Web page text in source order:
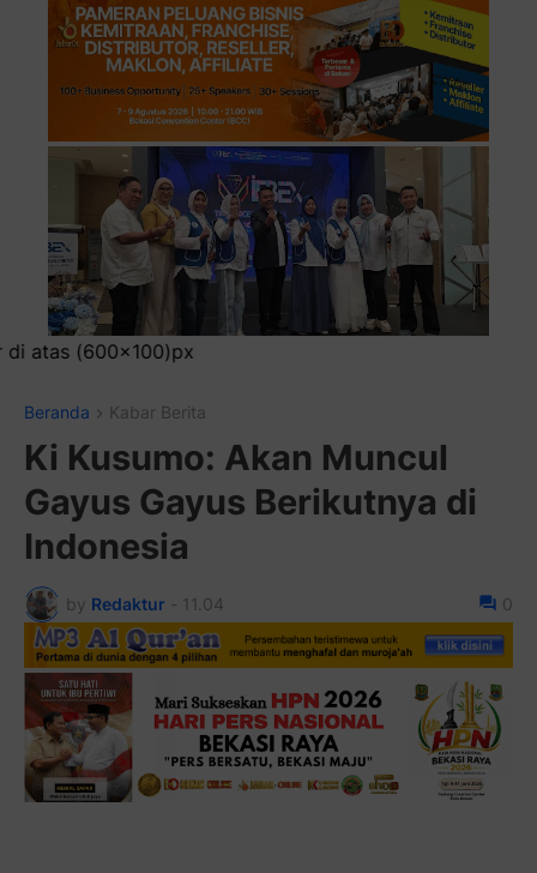
Beranda Kabar Berita
Ki Kusumo: Akan Muncul
Gayus Gayus Berikutnya di
Indonesia
by Redaktur - 11.04 0